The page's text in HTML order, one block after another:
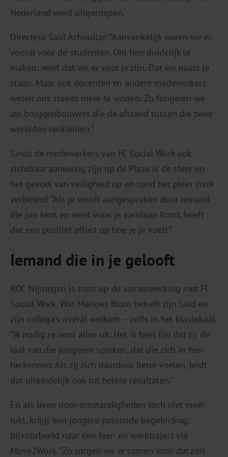
Nederland werd uitgeroepen.
Directeur Saïd Achouitar: “Aanvankelijk waren we er
vooral voor de studenten. Om hen duidelijk te
maken: weet dat we er voor je zijn. Dat we naast je
staan. Maar ook docenten en andere medewerkers
weten ons steeds meer te vinden. Zo fungeren we
als bruggenbouwers die de afstand tussen die twee
werelden verkleinen.”
Sinds de medewerkers van FC Social Work ook
zichtbaar aanwezig zijn op de Plaza is de sfeer en
het gevoel van veiligheid op en rond het plein sterk
verbeterd. “Als je wordt aangesproken door iemand
die jou kent en weet waar je vandaan komt, heeft
dat een positief effect op hoe je je voelt.”
Iemand die in je gelooft
ROC Nijmegen is trots op de samenwerking met FC
Social Work. Wat Marloes Blom betreft zijn Saïd en
zijn collega’s overal welkom – zelfs in het klaslokaal.
“Ik nodig ze voor alles uit. Het is heel fijn dat zij de
taal van die jongeren spreken, dat die zich in hen
herkennen. Als zij zich daardoor beter voelen, leidt
dat uiteindelijk ook tot betere resultaten.”
En als leren door omstandigheden toch niet meer
lukt, krijgt een jongere passende begeleiding,
bijvoorbeeld naar een leer- en werktraject via
Move2Work. “Zo zorgen we er samen voor dat zo’n